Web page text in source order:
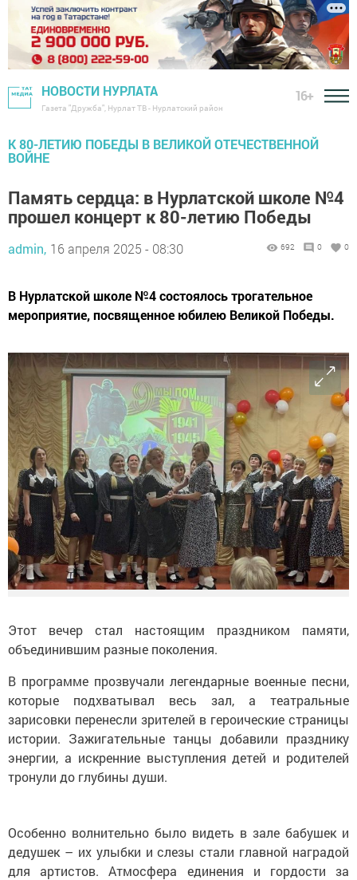
НОВОСТИ НУРЛАТА
Газета "Дружба", Нурлат ТВ - Нурлатский район
16+
К 80-ЛЕТИЮ ПОБЕДЫ В ВЕЛИКОЙ ОТЕЧЕСТВЕННОЙ
ВОЙНЕ
Память сердца: в Нурлатской школе №4
прошел концерт к 80-летию Победы
admin, 16 апреля 2025 - 08:30 692 0 0
В Нурлатской школе №4 состоялось трогательное
мероприятие, посвященное юбилею Великой Победы.
Этот вечер стал настоящим праздником памяти,
объединившим разные поколения.
В программе прозвучали легендарные военные песни,
которые подхватывал весь зал, а театральные
зарисовки перенесли зрителей в героические страницы
истории. Зажигательные танцы добавили празднику
энергии, а искренние выступления детей и родителей
тронули до глубины души.
Особенно волнительно было видеть в зале бабушек и
дедушек – их улыбки и слезы стали главной наградой
для артистов. Атмосфера единения и гордости за